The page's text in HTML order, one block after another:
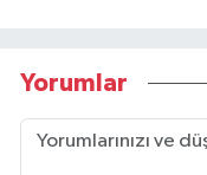
Yorumlar